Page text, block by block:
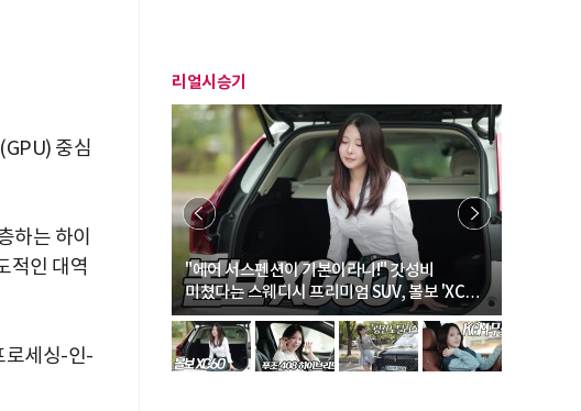
중심
하는 하이
적인 대역
로세싱-인-
리얼시승기
전설의 무쏘’… “여성·
"에어 서스펜션이 기본이라니!" 갓성비
미쳤다는 스웨디시 프리미엄 SUV, 볼보 'XC60
B5 울트라'